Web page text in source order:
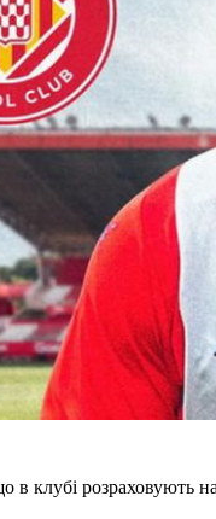
в клубі розраховують